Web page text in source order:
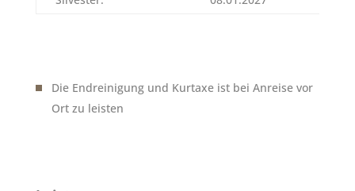
Die Endreinigung und Kurtaxe ist bei Anreise vor
Ort zu leisten